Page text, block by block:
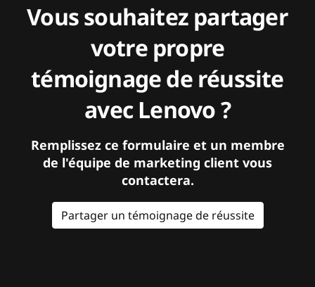
Vous souhaitez partager
votre propre
témoignage de réussite
avec Lenovo ?
Remplissez ce formulaire et un membre
de l'équipe de marketing client vous
contactera.
Partager un témoignage de réussite